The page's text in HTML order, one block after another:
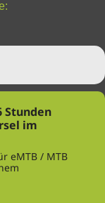
Stunden
im
eMTB / MTB